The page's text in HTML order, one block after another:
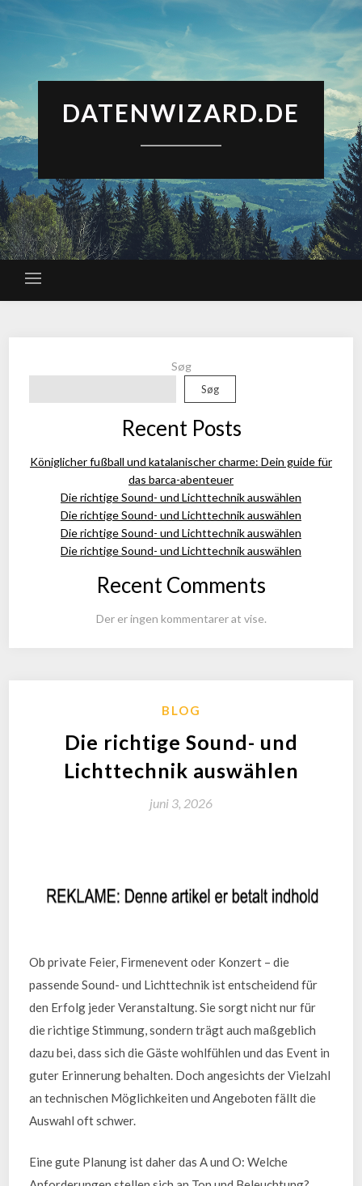
DATENWIZARD.DE
Søg
Søg
Recent Posts
Königlicher fußball und katalanischer charme: Dein guide für
das barca-abenteuer
Die richtige Sound- und Lichttechnik auswählen
Die richtige Sound- und Lichttechnik auswählen
Die richtige Sound- und Lichttechnik auswählen
Die richtige Sound- und Lichttechnik auswählen
Recent Comments
Der er ingen kommentarer at vise.
BLOG
Die richtige Sound- und
Lichttechnik auswählen
juni 3, 2026
Ob private Feier, Firmenevent oder Konzert – die
passende Sound- und Lichttechnik ist entscheidend für
den Erfolg jeder Veranstaltung. Sie sorgt nicht nur für
die richtige Stimmung, sondern trägt auch maßgeblich
dazu bei, dass sich die Gäste wohlfühlen und das Event in
guter Erinnerung behalten. Doch angesichts der Vielzahl
an technischen Möglichkeiten und Angeboten fällt die
Auswahl oft schwer.
Eine gute Planung ist daher das A und O: Welche